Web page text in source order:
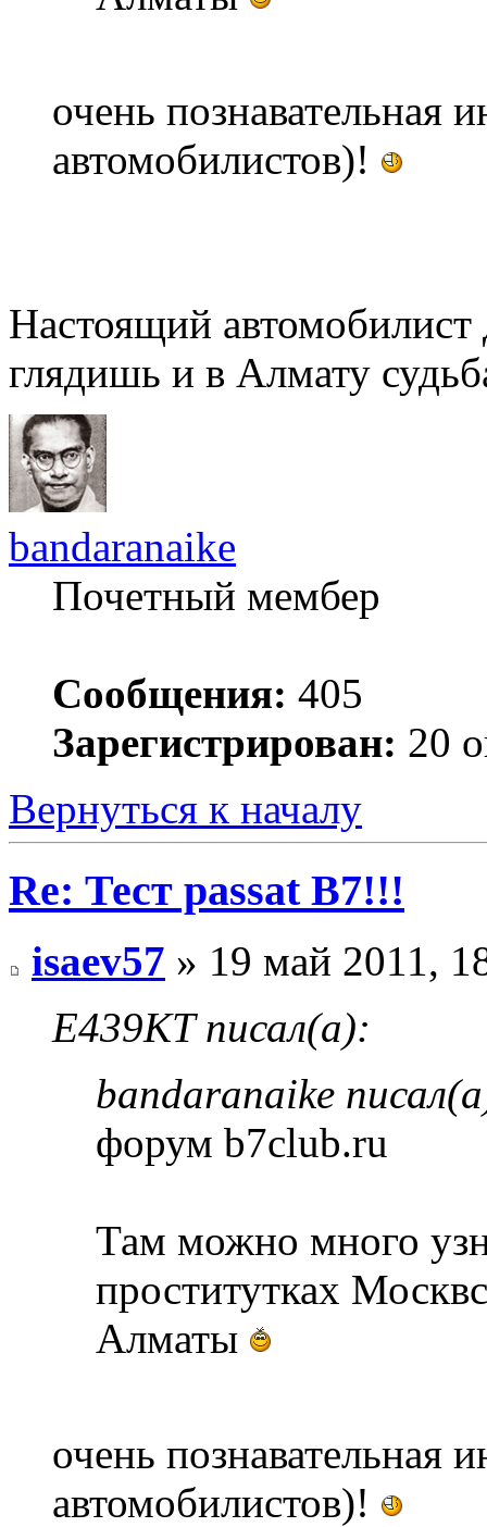
очень познавательная
автомобилистов)!
Настоящий
глядишь и в Алмату
bandaranaike
Почетный мембер
Сообщения: 405
Зарегистрирован: 20
Вернуться к началу
Re: Тест passat B7!!!
isaev57 » 19 май 2011,
E439KT писал(а):
bandaranaike
форум b7club.ru
Там можно много
проститутках
Алматы
очень познавательная
автомобилистов)!